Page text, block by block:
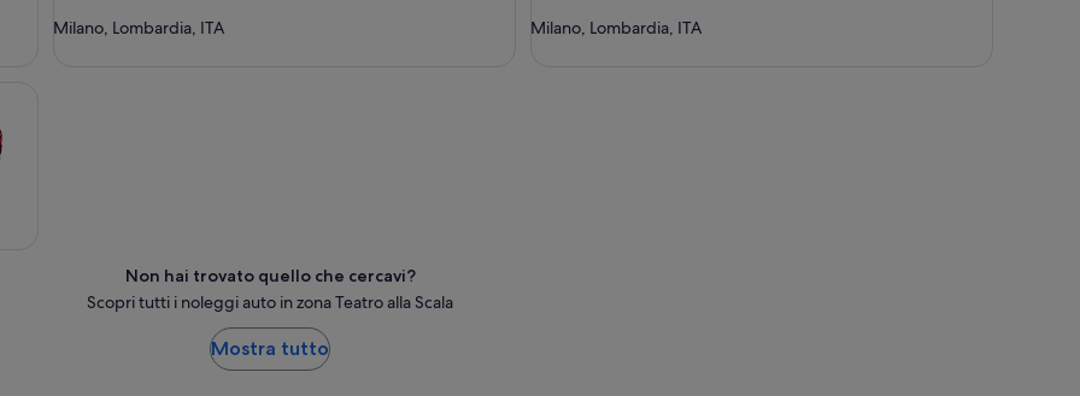
Milano, Lombardia, ITA
Milano, Lombardia, ITA
Non hai trovato quello che cercavi?
Scopri tutti i noleggi auto in zona Teatro alla Scala
Mostra tutto